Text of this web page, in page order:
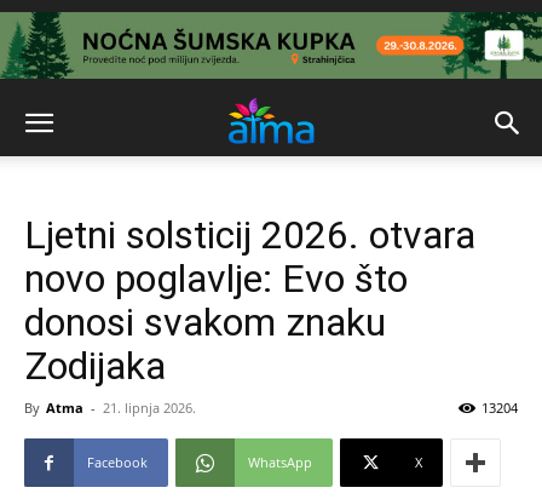
Ljetni solsticij 2026. otvara
novo poglavlje: Evo što
donosi svakom znaku
Zodijaka
By Atma - 21. lipnja 2026. 13204
Facebook WhatsApp X